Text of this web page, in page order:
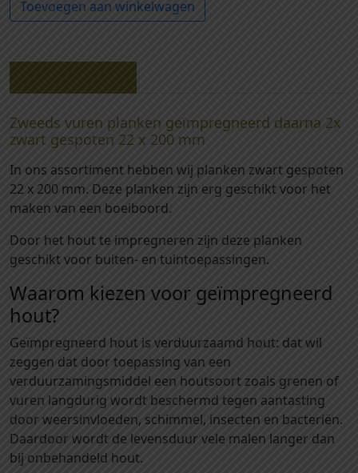
0
Z
e
d
s
v
e
n
l
a
n
2
2
*
Toevoegen aan winkelwagen
Zweeds vuren planken geïmpregneerd daarna 2x
zwart gespoten 22 x 200 mm
In ons assortiment hebben wij planken zwart gespoten
22 x 200 mm. Deze planken zijn erg geschikt voor het
maken van een boeiboord.
Door het hout te impregneren zijn deze planken
geschikt voor buiten- en tuintoepassingen.
Waarom kiezen voor geïmpregneerd
hout?
Geïmpregneerd hout is verduurzaamd hout: dat wil
zeggen dat door toepassing van een
verduurzamingsmiddel een houtsoort zoals grenen of
vuren langdurig wordt beschermd tegen aantasting
door weersinvloeden, schimmel, insecten en bacteriën.
Daardoor wordt de levensduur vele malen langer dan
bij onbehandeld hout.